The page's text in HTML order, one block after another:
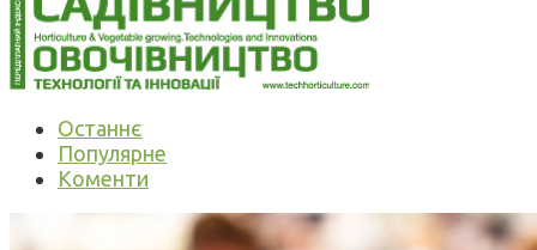
Останнє
Популярне
Коменти